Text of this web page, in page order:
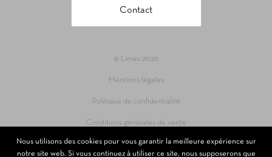
Contact
© Limes 2026
Mentions légales
Politique de confidentialité
Conditions générales de vente
Site réalisé par 69pixl agence web à Lyon
Nous utilisons des cookies pour vous garantir la meilleure expérience sur
notre site web. Si vous continuez à utiliser ce site, nous supposerons que